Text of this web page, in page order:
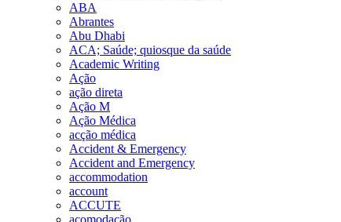
ABA
Abrantes
Abu Dhabi
ACA; Saúde; quiosque da saúde
Academic Writing
Ação
ação direta
Ação M
Ação Médica
acção médica
Accident & Emergency
Accident and Emergency
accommodation
account
ACCUTE
acomodação